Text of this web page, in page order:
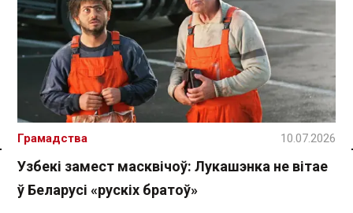
Спасылка без VPN
Узбекі замест масквічоў: Лукашэнка не вітае
ў Беларусі «рускіх братоў»
Грамадства 10.07.2026